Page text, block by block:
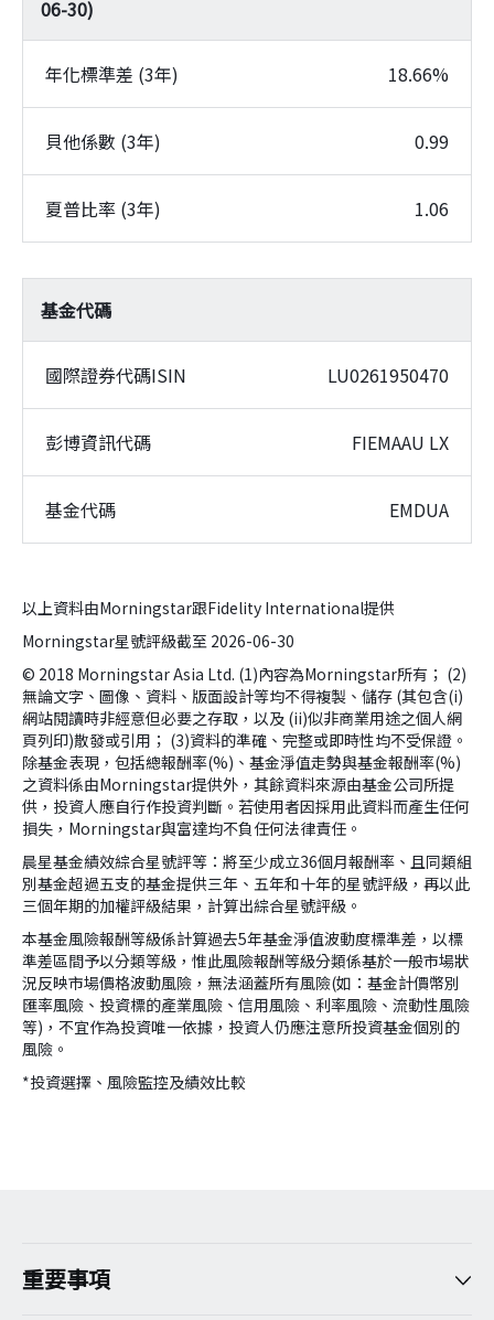
06-30)
年化標準差 (3年) 18.66%
貝他係數 (3年) 0.99
夏普比率 (3年) 1.06
基金代碼
國際證券代碼ISIN LU0261950470
彭博資訊代碼 FIEMAAU LX
基金代碼 EMDUA
以上資料由Morningstar跟Fidelity International提供
Morningstar星號評級截至 2026-06-30
© 2018 Morningstar Asia Ltd. (1)內容為Morningstar所有； (2)
無論文字、圖像、資料、版面設計等均不得複製、儲存 (其包含(i)
網站閱讀時非經意但必要之存取，以及 (ii)似非商業用途之個人網
頁列印)散發或引用； (3)資料的準確、完整或即時性均不受保證。
除基金表現，包括總報酬率(%)、基金淨值走勢與基金報酬率(%)
之資料係由Morningstar提供外，其餘資料來源由基金公司所提
供，投資人應自行作投資判斷。若使用者因採用此資料而產生任何
損失，Morningstar與富達均不負任何法律責任。
晨星基金績效綜合星號評等：將至少成立36個月報酬率、且同類組
別基金超過五支的基金提供三年、五年和十年的星號評級，再以此
三個年期的加權評級結果，計算出綜合星號評級。
本基金風險報酬等級係計算過去5年基金淨值波動度標準差，以標
準差區間予以分類等級，惟此風險報酬等級分類係基於一般市場狀
況反映市場價格波動風險，無法涵蓋所有風險(如：基金計價幣別
匯率風險、投資標的產業風險、信用風險、利率風險、流動性風險
等)，不宜作為投資唯一依據，投資人仍應注意所投資基金個別的
風險。
*投資選擇、風險監控及績效比較
重要事項